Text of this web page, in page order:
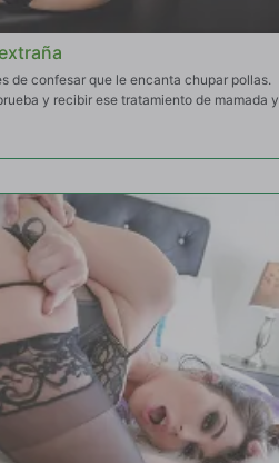
de confesar que le encanta chupar pollas.
y recibir ese tratamiento de mamada y